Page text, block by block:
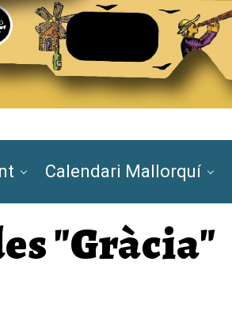
Calendari Mallorquí
"Gràcia"